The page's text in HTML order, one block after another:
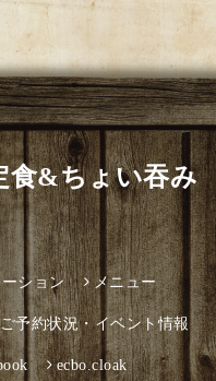
食&ちょい吞み
ション メニュー
ご予約状況・イベント情報
ecbo.cloak